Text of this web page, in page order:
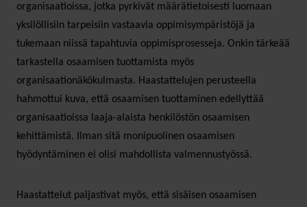
organisaatioissa, jotka pyrkivät määrätietoisesti luomaan
yksilöllisiin tarpeisiin vastaavia oppimisympäristöjä ja
tukemaan niissä tapahtuvia oppimisprosesseja. Onkin tärkeää
tarkastella osaamisen tuottamista myös
organisaationäkökulmasta. Haastattelujen perusteella
hahmottui kuva, että osaamisen tuottaminen edellyttää
organisaatioissa laaja-alaista henkilöstön osaamisen
kehittämistä. Ilman sitä monipuolinen osaamisen
hyödyntäminen ei olisi mahdollista valmennustyössä.
Haastattelut paljastivat myös, että sisäisen osaamisen